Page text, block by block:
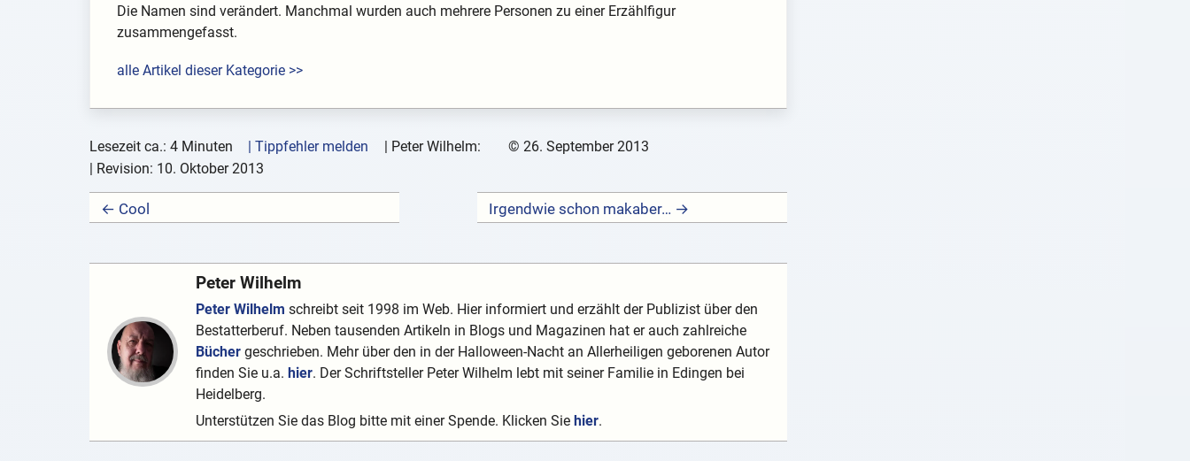
Die Namen sind verändert. Manchmal wurden auch mehrere Personen zu einer Erzählfigur
zusammengefasst.
alle Artikel dieser Kategorie >>
Lesezeit ca.: 4 Minuten | Tippfehler melden Peter Wilhelm: © 26. September 2013
| Revision: 10. Oktober 2013
← Cool Irgendwie schon makaber… →
Peter Wilhelm
Peter Wilhelm schreibt seit 1998 im Web. Hier informiert und erzählt der Publizist über den
Bestatterberuf. Neben tausenden Artikeln in Blogs und Magazinen hat er auch zahlreiche
Büchergeschrieben. Mehr über den in der Halloween-Nacht an Allerheiligen geborenen Autor
finden Sie u.a. hier. Der Schriftsteller Peter Wilhelm lebt mit seiner Familie in Edingen bei
Heidelberg.
Unterstützen Sie das Blog bitte mit einer Spende. Klicken Sie hier.